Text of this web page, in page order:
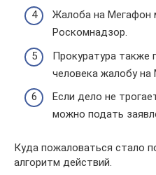
Жалоба на Мегафон
Роскомнадзор.
Прокуратура также
человека жалобу на
Если дело не
можно подать
Куда пожаловаться стало
алгоритм действий.